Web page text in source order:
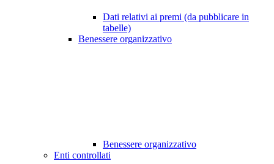
Dati relativi ai premi (da pubblicare in
tabelle)
Benessere organizzativo
Benessere organizzativo
Enti controllati